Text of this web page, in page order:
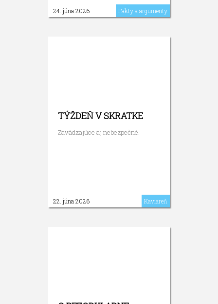
24. júna 2026 Fakty a argumenty
TÝŽDEŇ V SKRATKE
Zavádzajúce aj nebezpečné.
22. júna 2026 Kaviareň